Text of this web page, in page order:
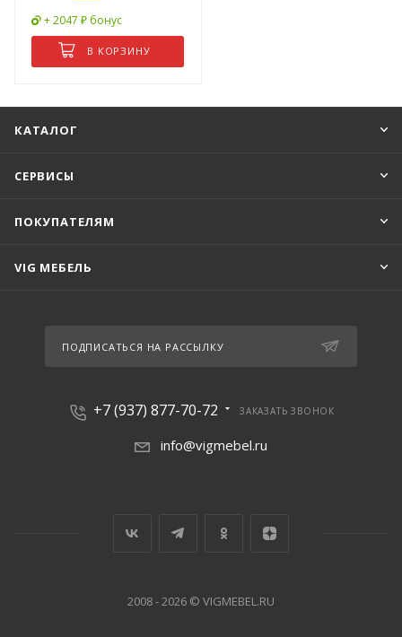
+ 2047 ₽ бонус
В КОРЗИНУ
КАТАЛОГ
СЕРВИСЫ
ПОКУПАТЕЛЯМ
VIG МЕБЕЛЬ
ПОДПИСАТЬСЯ НА РАССЫЛКУ
+7 (937) 877-70-72 ЗАКАЗАТЬ ЗВОНОК
info@vigmebel.ru
2008 - 2026 © VIGMEBEL.RU